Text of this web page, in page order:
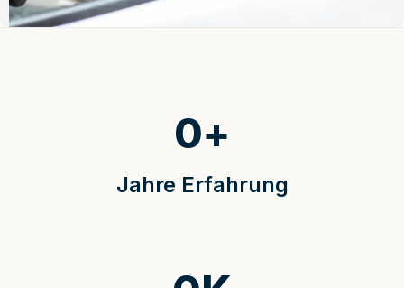
Jahre Erfahrung
0+